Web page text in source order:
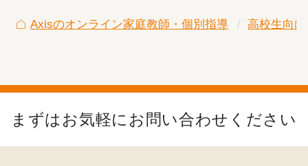
Axisのオンライン家庭教師・個別指導 高校生向け
まずはお気軽にお問い合わせください